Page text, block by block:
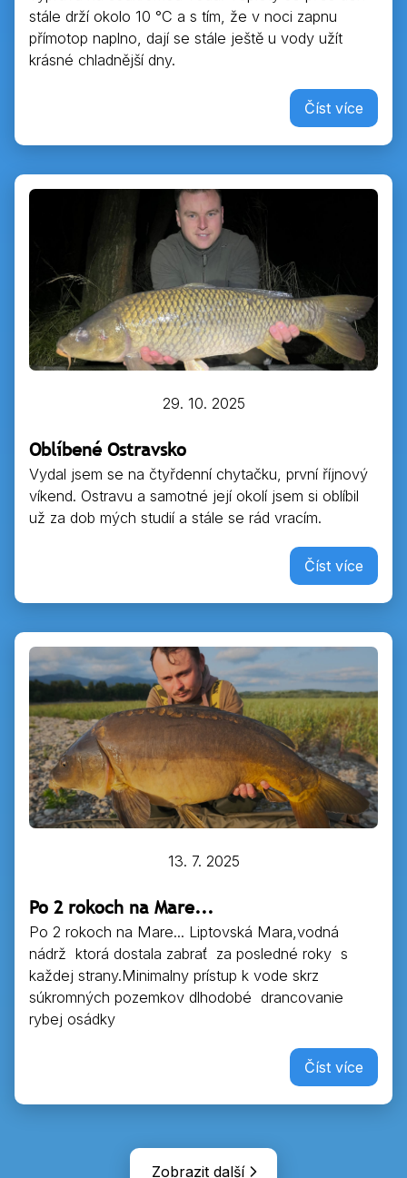
stále drží okolo 10 °C a s tím, že v noci zapnu
přímotop naplno, dají se stále ještě u vody užít
krásné chladnější dny.
Číst více
29. 10. 2025
Oblíbené Ostravsko
Vydal jsem se na čtyřdenní chytačku, první říjnový
víkend. Ostravu a samotné její okolí jsem si oblíbil
už za dob mých studií a stále se rád vracím.
Číst více
13. 7. 2025
Po 2 rokoch na Mare...
Po 2 rokoch na Mare... Liptovská Mara,vodná
nádrž ktorá dostala zabrať za posledné roky s
každej strany.Minimalny prístup k vode skrz
súkromných pozemkov dlhodobé drancovanie
rybej osádky
Číst více
Zobrazit další